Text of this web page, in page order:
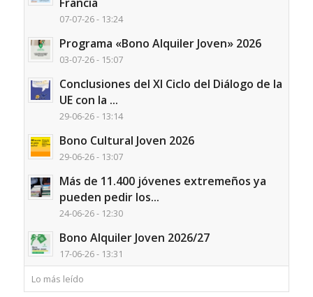
07-07-26 - 13:24
Programa «Bono Alquiler Joven» 2026
03-07-26 - 15:07
Conclusiones del XI Ciclo del Diálogo de la
UE con la ...
29-06-26 - 13:14
Bono Cultural Joven 2026
29-06-26 - 13:07
Más de 11.400 jóvenes extremeños ya
pueden pedir los...
24-06-26 - 12:30
Bono Alquiler Joven 2026/27
17-06-26 - 13:31
Lo más leído